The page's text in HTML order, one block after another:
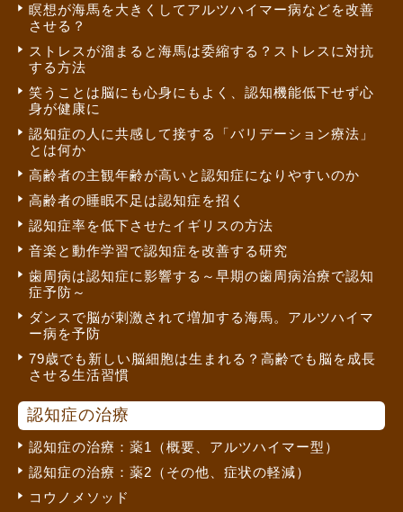
瞑想が海馬を大きくしてアルツハイマー病などを改善
させる？
ストレスが溜まると海馬は委縮する？ストレスに対抗
する方法
笑うことは脳にも心身にもよく、認知機能低下せず心
身が健康に
認知症の人に共感して接する「バリデーション療法」
とは何か
高齢者の主観年齢が高いと認知症になりやすいのか
高齢者の睡眠不足は認知症を招く
認知症率を低下させたイギリスの方法
音楽と動作学習で認知症を改善する研究
歯周病は認知症に影響する～早期の歯周病治療で認知
症予防～
ダンスで脳が刺激されて増加する海馬。アルツハイマ
ー病を予防
79歳でも新しい脳細胞は生まれる？高齢でも脳を成長
させる生活習慣
認知症の治療
認知症の治療：薬1（概要、アルツハイマー型）
認知症の治療：薬2（その他、症状の軽減）
コウノメソッド